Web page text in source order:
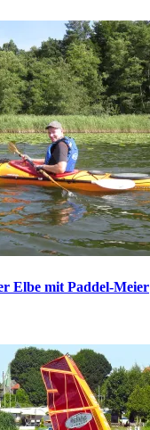
Elbe mit Paddel-Meier